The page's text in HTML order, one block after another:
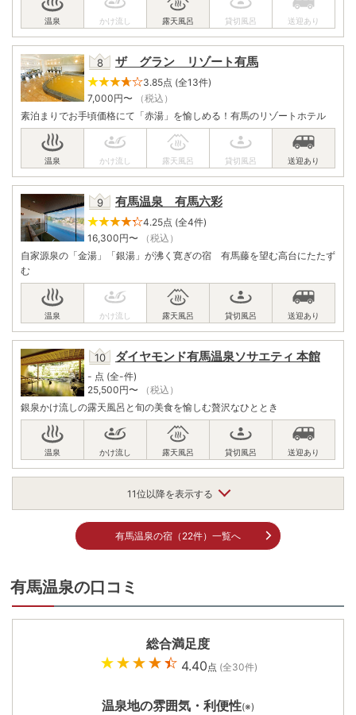
ザ グラン リゾート有馬
3.85点 (全13件)
7,000円〜
（税込）
素泊まりでお手頃価格にて「赤湯」を愉しめる！有馬のリゾートホテル
有馬温泉 有馬六彩
4.25点 (全4件)
16,300円〜
（税込）
自家源泉の「金湯」「銀湯」が沸く寛ぎの宿 有馬藤を望む高台にたたず
む
ダイヤモンド有馬温泉ソサエティ 本館
- 点 (全-件)
25,500円〜
（税込）
銀泉かけ流しの露天風呂と旬の美食を愉しむ贅沢なひととき
月光園 游月山荘
4.75点 (全11件)
29,700円〜 （税込）
名湯「金泉」をかけ流す露天風呂が自慢の湯宿。月光橋を渡り、姉妹館
ビュッフェも人気。
有馬温泉 角の坊
11,000円〜 （税込）
11位以降を表示する
有馬温泉の宿（22件）一覧へ
有馬温泉の口コミ
総合満足度
4.40点 (全30件)
温泉地の雰囲気・利便性(※)